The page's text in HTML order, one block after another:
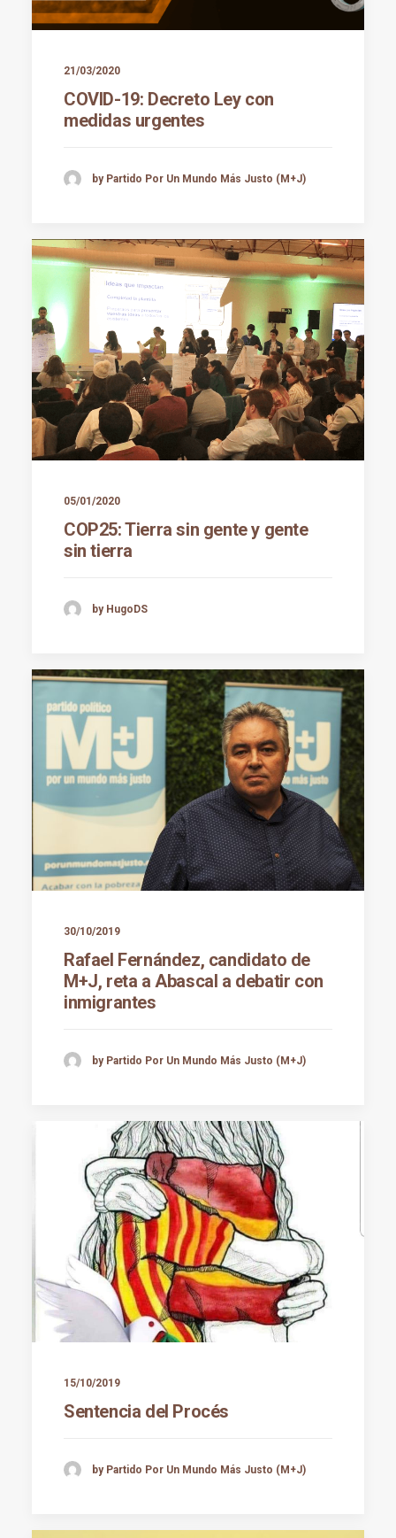
21/03/2020
COVID-19: Decreto Ley con
medidas urgentes
by Partido Por Un Mundo Más Justo (M+J)
05/01/2020
COP25: Tierra sin gente y gente
sin tierra
by HugoDS
30/10/2019
Rafael Fernández, candidato de
M+J, reta a Abascal a debatir con
inmigrantes
by Partido Por Un Mundo Más Justo (M+J)
15/10/2019
Sentencia del Procés
by Partido Por Un Mundo Más Justo (M+J)